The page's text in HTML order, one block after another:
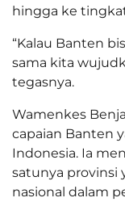
hingga ke
“Kalau Banten
sama kita
tegasnya.
Wamenkes
capaian Banten
Indonesia. Ia
satunya provinsi
nasional dalam